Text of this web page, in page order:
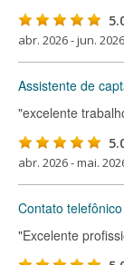
abr. 2026 - jun. 2026
Assistente de
"excelente
abr. 2026 - mai.
Contato
"Excelente